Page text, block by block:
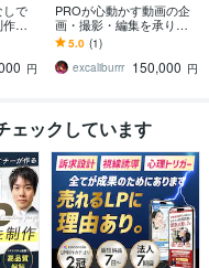
しで
し
容
か
円
PROが心動かす動画の企
画・撮影・編集を承りま
す 優秀賞等、数々の動画
作品が受賞し数千万の広
告費削減の実績
5.0 (1)
excaliburrr 150,000 円
ェックしています